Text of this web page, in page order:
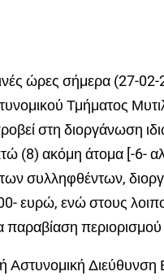
ώρες σήμερα (27-
Τμήματος
στη διοργάνωση
(8) ακόμη άτομα [-6-
συλληφθέντων,
ευρώ, ενώ στους
περιορισμού
Αστυνομική Διεύθυνση